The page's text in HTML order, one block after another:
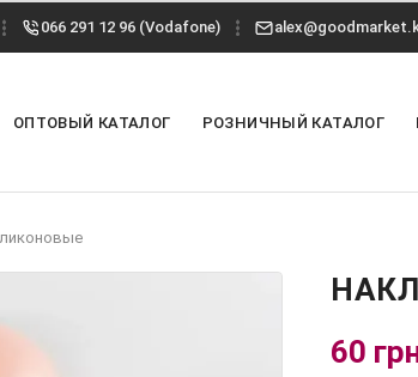
066 291 12 96 (Vodafone)
ОПТОВЫЙ КАТАЛОГ РОЗНИЧНЫЙ КАТАЛОГ
60